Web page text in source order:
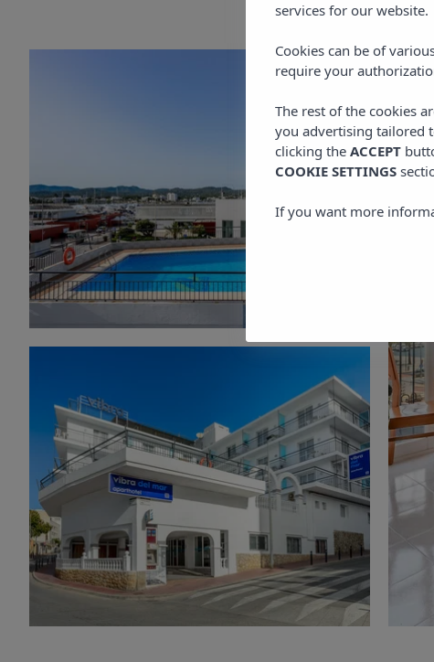
services for our website.
Cookies can be of
require your
The rest of the cookies
you advertising tailored
clicking the ACCEPT
COOKIE SETTINGS
If you want more